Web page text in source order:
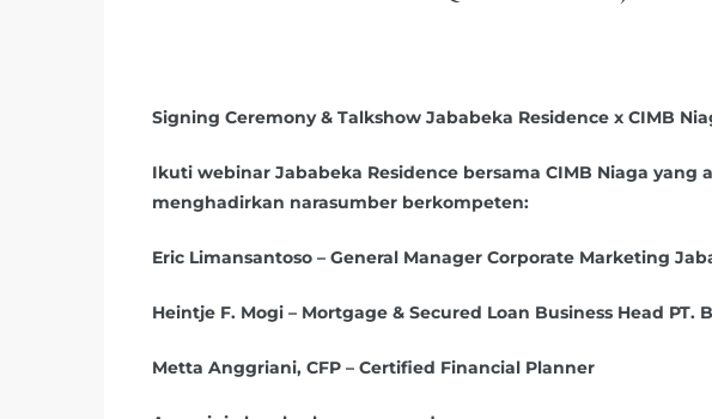
Signing Ceremony & Talkshow Jababeka Residence x CIMB
Ikuti webinar Jababeka Residence bersama CIMB Niaga yang
menghadirkan narasumber berkompeten:
Eric Limansantoso – General Manager Corporate Marketing
Heintje F. Mogi – Mortgage & Secured Loan Business Head PT.
Metta Anggriani, CFP – Certified Financial Planner